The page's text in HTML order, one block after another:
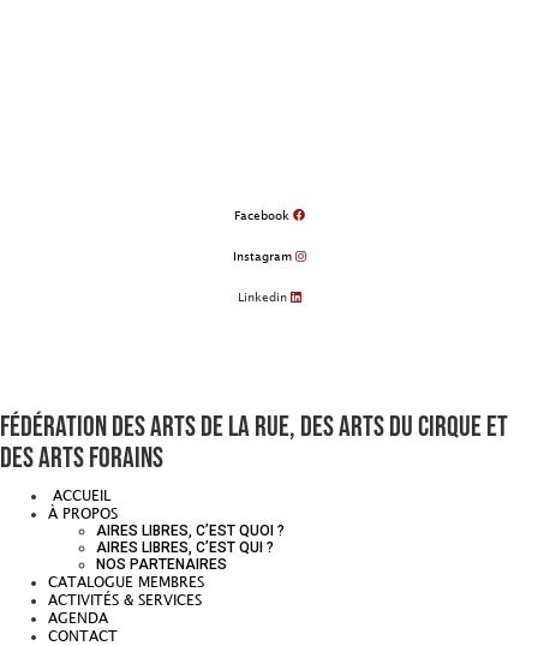
Facebook
Instagram
Linkedin
Fédération des arts de la rue, des arts du cirque et
des arts forains
ACCUEIL
À PROPOS
AIRES LIBRES, C’EST QUOI ?
AIRES LIBRES, C’EST QUI ?
NOS PARTENAIRES
CATALOGUE MEMBRES
ACTIVITÉS & SERVICES
AGENDA
CONTACT